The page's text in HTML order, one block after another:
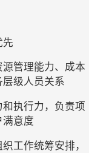
先
管理能力、成本
级人员关系
执行力，负责项
满意度
工作统筹安排，